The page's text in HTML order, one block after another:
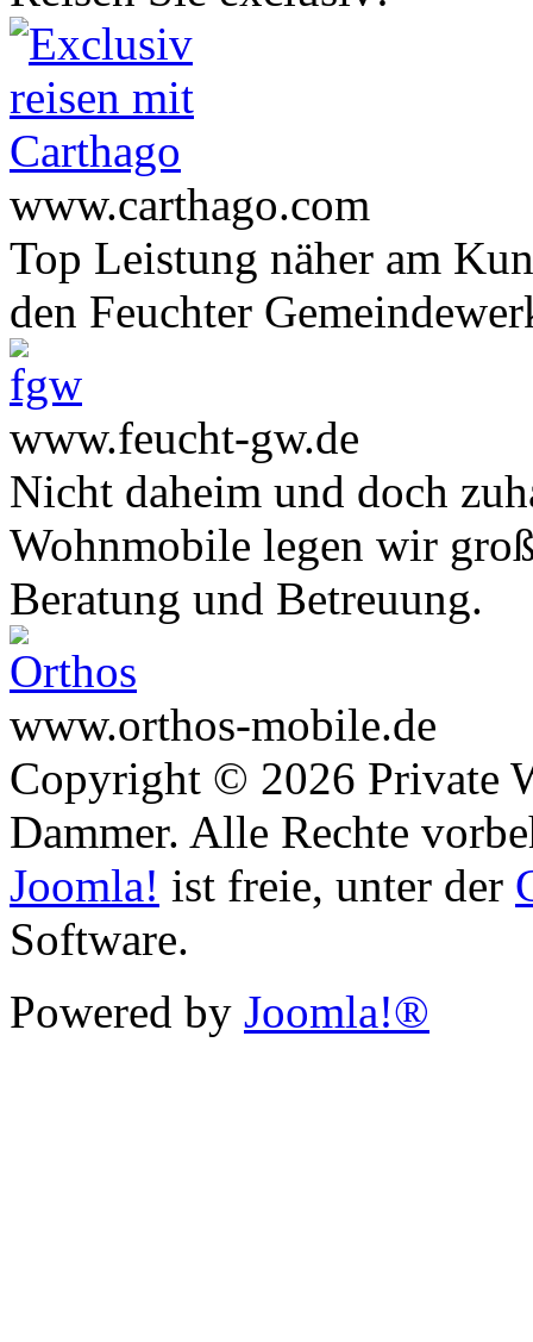
www.carthago.com
Top Leistung näher am
den Feuchter
www.feucht-gw.de
Nicht daheim und doch
Wohnmobile legen wir
Beratung und Betreuung.
www.orthos-mobile.de
Copyright © 2026 Private
Dammer. Alle Rechte
Joomla! ist freie, unter der
Software.
Powered by Joomla!®